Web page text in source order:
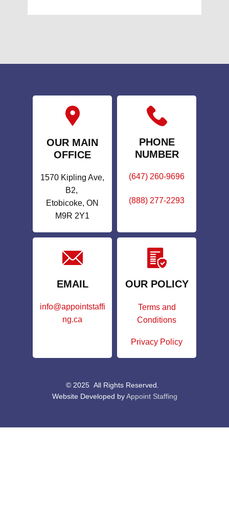
OUR MAIN
OFFICE
1570 Kipling Ave,
B2,
Etobicoke, ON
M9R 2Y1
PHONE
NUMBER
(647) 260-9696
(888) 277-2293
EMAIL
info@appointstaffi
ng.ca
OUR POLICY
Terms and
Conditions
Privacy Policy
© 2025 All Rights Reserved.
Website Developed byAppoint Staffing